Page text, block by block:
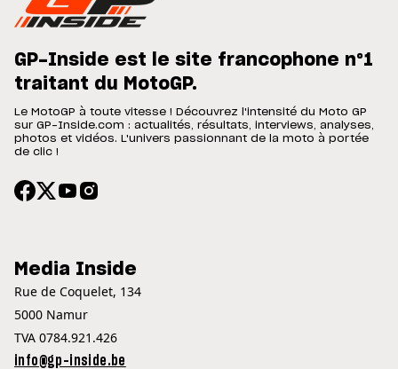
GP-Inside est le site francophone n°1
traitant du MotoGP.
Le MotoGP à toute vitesse ! Découvrez l'intensité du Moto GP
sur GP-Inside.com : actualités, résultats, interviews, analyses,
photos et vidéos. L'univers passionnant de la moto à portée
de clic !
Media Inside
Rue de Coquelet, 134
5000 Namur
TVA 0784.921.426
info@gp-inside.be